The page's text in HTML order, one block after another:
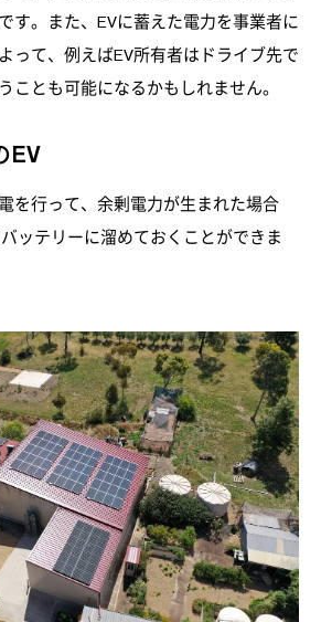
す。また、EVに蓄えた電力を事業者に
って、例えばEV所有者はドライブ先で
ことも可能になるかもしれません。
EV
を行って、余剰電力が生まれた場合
ッテリーに溜めておくことができま